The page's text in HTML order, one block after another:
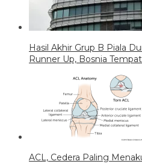
Hasil Akhir Grup B Piala
Runner Up, Bosnia
ACL, Cedera Paling